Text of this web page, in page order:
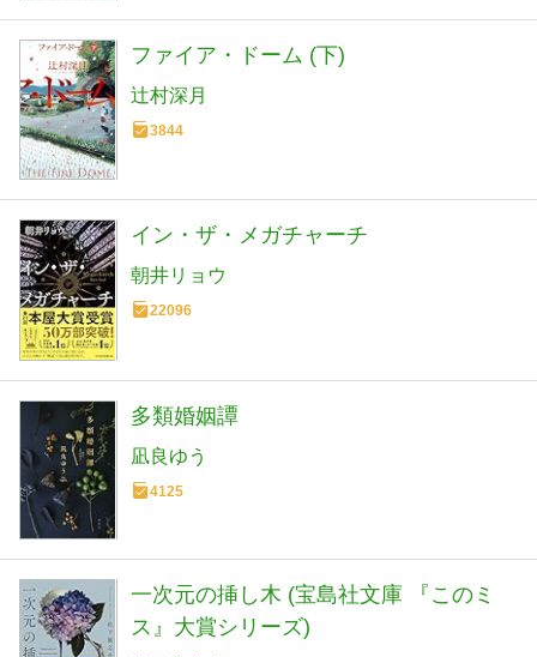
ファイア・ドーム (下)
辻村深月
3844
イン・ザ・メガチャーチ
朝井リョウ
22096
多類婚姻譚
凪良ゆう
4125
一次元の挿し木 (宝島社文庫 『このミ
ス』大賞シリーズ)